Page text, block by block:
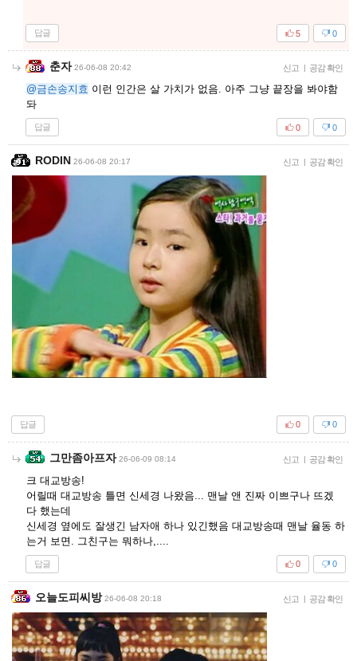
답글 0
5
춘자 26-06-08 20:42 신고 | 공감 확인
@금손송지효 이런 인간은 살 가치가 없음. 아주 그냥 끝장을 봐야함
돠
답글 0
0
RODIN 26-06-08 20:17 신고 | 공감 확인
답글 0
0
그만좀아프자 26-06-09 08:14 신고 | 공감 확인
크 대교방송!
어릴때 대교방송 틀면 신세경 나왔음... 맨날 앤 진짜 이쁘구나 뜨겠
다 했는데
신세경 옆에도 잘생긴 남자애 하나 있긴했음 대교방송때 맨날 율동 하
는거 보면. 그친구는 뭐하나,....
답글 0
0
오늘도피씨방 26-06-08 20:18 신고 | 공감 확인